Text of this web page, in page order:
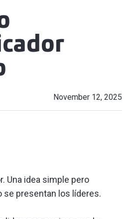
November 12, 2025
Una idea simple pero
se presentan los líderes.